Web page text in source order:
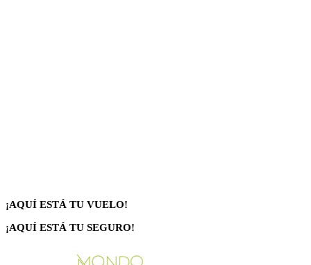
¡AQUÍ ESTÁ TU VUELO!
¡AQUÍ ESTÁ TU SEGURO!